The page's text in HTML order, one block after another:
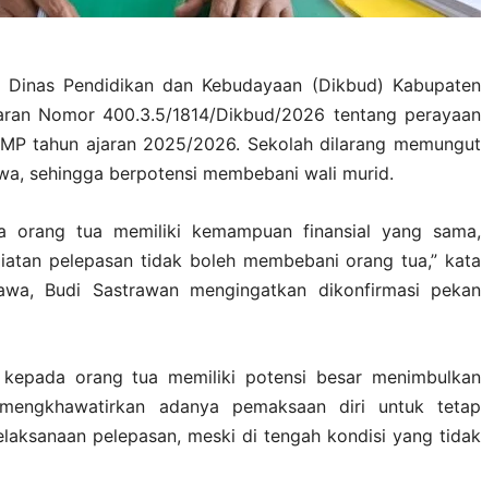
Dinas Pendidikan dan Kebudayaan (Dikbud) Kabupaten
Nomor 400.3.5/1814/Dikbud/2026 tentang perayaan
tahun ajaran 2025/2026. Sekolah dilarang memungut
sehingga berpotensi membebani wali murid.
orang tua memiliki kemampuan finansial yang sama,
pelepasan tidak boleh membebani orang tua,” kata
Budi Sastrawan mengingatkan dikonfirmasi pekan
orang tua memiliki potensi besar menimbulkan
adanya pemaksaan diri untuk tetap
pelepasan, meski di tengah kondisi yang tidak